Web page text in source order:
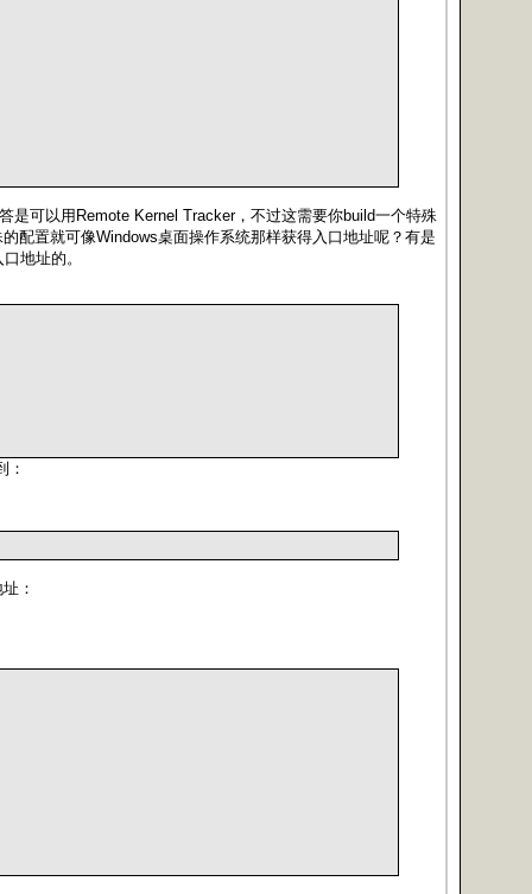
是可以用Remote Kernel Tracker，不过这需要你build一个特殊
配置就可像Windows桌面操作系统那样获得入口地址呢？有是
地址的。
：
：